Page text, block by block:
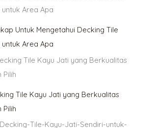
Untuk Mengetahui Decking Tile
Area Apa
Tile Kayu Jati yang Berkualitas
Pilih